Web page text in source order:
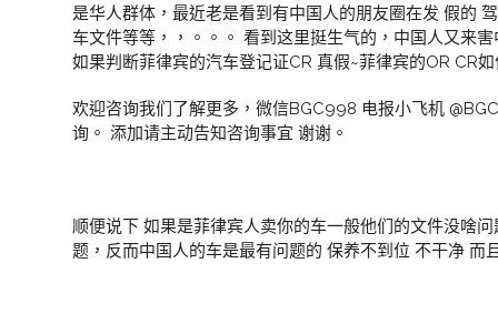
是华人群体，最近老是看到有中国人的朋友圈在发 假的
车文件等等，，。。。 看到这里挺生气的，中国人又来
如果判断菲律宾的汽车登记证CR 真假~菲律宾的OR CR
欢迎咨询我们了解更多，微信BGC998 电报小飞机
询。 添加请主动告知咨询事宜 谢谢。
顺便说下 如果是菲律宾人卖你的车一般他们的文件没啥
题，反而中国人的车是最有问题的 保养不到位 不干净 而